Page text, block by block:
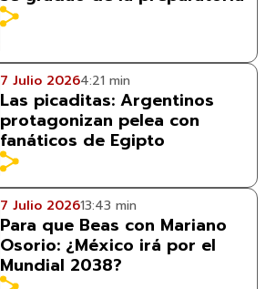
7 Julio 20264:21 min
Las picaditas: Argentinos
protagonizan pelea con
fanáticos de Egipto
7 Julio 202613:43 min
Para que Beas con Mariano
Osorio: ¿México irá por el
Mundial 2038?